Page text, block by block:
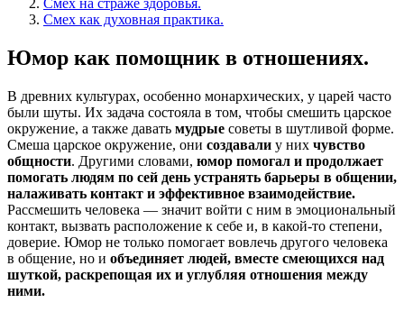
Смех как духовная практика.
Юмор как помощник в отношениях.
В древних культурах, особенно монархических, у царей часто
были шуты. Их задача состояла в том, чтобы смешить царское
окружение, а также давать мудрые советы в шутливой форме.
Смеша царское окружение, они создавали у них чувство
общности. Другими словами, юмор помогал и продолжает
помогать людям по сей день устранять барьеры в общении,
налаживать контакт и эффективное взаимодействие.
Рассмешить человека — значит войти с ним в эмоциональный
контакт, вызвать расположение к себе и, в какой-то степени,
доверие. Юмор не только помогает вовлечь другого человека
в общение, но и объединяет людей, вместе смеющихся над
шуткой, раскрепощая их и углубляя отношения между
ними.